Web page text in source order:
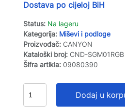
Dostava po cijeloj BiH
Status: Na lageru
Kategorija: Miševi i podloge
Proizvođač: CANYON
Kataloški broj: CND-SGM01RGB
Šifra artikla: 09080390
Dodaj u